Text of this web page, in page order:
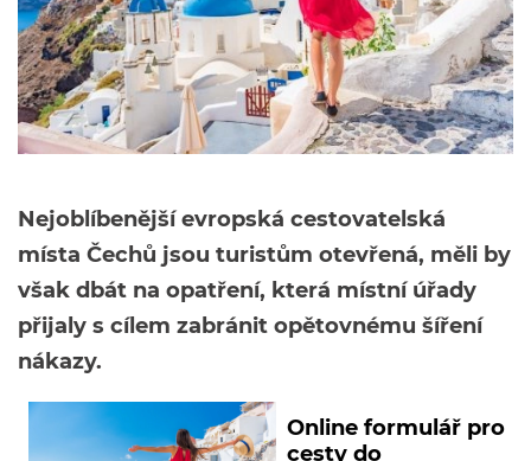
Nejoblíbenější evropská cestovatelská
místa Čechů jsou turistům otevřená, měli by
však dbát na opatření, která místní úřady
přijaly s cílem zabránit opětovnému šíření
nákazy.
Online formulář pro
cesty do